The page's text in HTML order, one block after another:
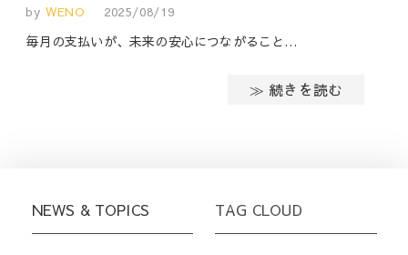
by WENO 2025/08/19
毎月の支払いが、未来の安心につながること…
≫ 続きを読む
NEWS & TOPICS TAG CLOUD